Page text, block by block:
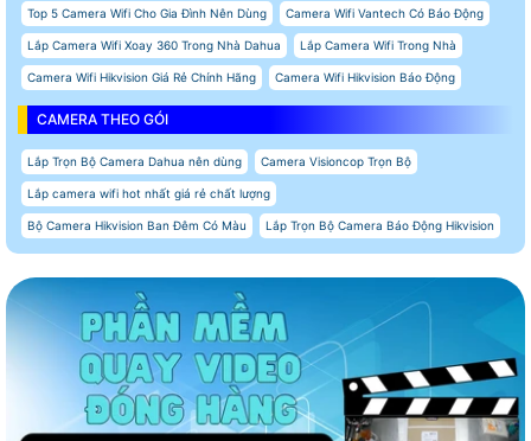
Top 5 Camera Wifi Cho Gia Đình Nên Dùng Camera Wifi Vantech Có Báo Động
Lắp Camera Wifi Xoay 360 Trong Nhà Dahua Lắp Camera Wifi Trong Nhà
Camera Wifi Hikvision Giá Rẻ Chính Hãng Camera Wifi Hikvision Báo Động
CAMERA THEO GÓI
Lắp Trọn Bộ Camera Dahua nên dùng Camera Visioncop Trọn Bộ
Lắp camera wifi hot nhất giá rẻ chất lượng
Bộ Camera Hikvision Ban Đêm Có Màu Lắp Trọn Bộ Camera Báo Động Hikvision